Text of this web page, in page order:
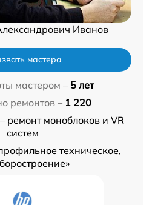
Иванов
мастера
мастером – 5 лет
ремонтов – 1 220
ремонт моноблоков и VR
систем
техническое,